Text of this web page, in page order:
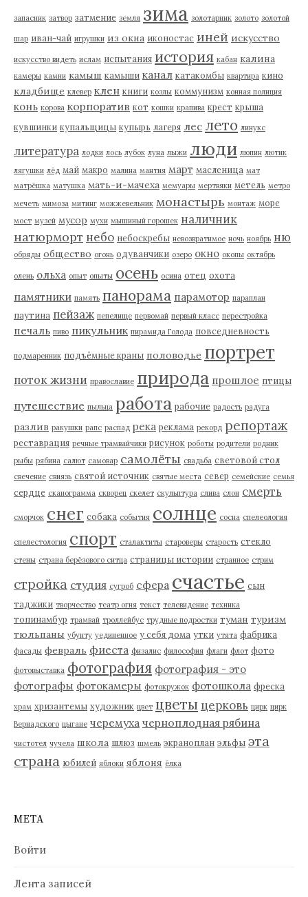
запасник затвор затмение земля зима золотарник золото золотой
шар иван-чай игрушки из окна иконостас иней искусство
искусство видеть ислам испытания история кабан калина
камеры камни камыш камыши канал катакомбы квартира кино
кладбище клевер клен книги козлы коммунизм конная полиция
конь корова корпоратив кот кошки крапива крест крыша
кувшинки купальщицы купырь лагеря лес лето линукс
литература лодки лось лубок луна лыжи люди люпин лютик
лягушки лёд май макро малина мантия март масленица мат
матрёшка матушка мать-и-мачеха мемуары мертвяки метель метро
мечеть мимоза митинг можжевельник монастырь монтаж море
мост музей мусор мухи мышиный горошек наличник
натюрморт небо небоскребы невозвратимое ночь ноябрь ню
обряды общество огонь одуванчики озеро окно окопы октябрь
олень ольха опыт опыты осень осина отец охота
памятники память панорама парамотор параплан
паутина пейзаж пепелище первомай первый класс перестройка
печаль пиво пикульник пирамида Голода повседневность
подмаренник подъёмные краны половодье портрет
поток жизни православие природа прошлое птицы
путешествие пыльца работа рабочие радость радуга
разлив ракушки рапс распад река реклама рекорд репортаж
реставрация речные трамвайчики рисунок роботы родители родник
рыбы рябина салют самовар самолёты свадьба световой стол
свечение свиязь святой источник святые места север семейские семья
сердце сканограмма скворец скелет скульптура слива слон смерть
сморчок снег собака события солнце сосна спелеология
спелестология спорт сталактиты староверы старость стекло
стены страна берёзового ситца страницы истории странное стрим
стройка студия сугроб сфера счастье сын
таджики творчество театр огня текст телевидение техника
топинамбур трамвай троллейбус трудные подростки туман туризм
тюльпаны убунту уединенное у себя дома утки утята фабрика
фасады февраль фиеста физалис философия флаги флот фото
фотовыставка фотография фотография - это
фотографы фотокамеры фотокружок фотошкола фреска
храм хризантемы художник цвет цветы церковь цирк цирк
Вернадского цыгане черемуха черноплодная рябина
чистотел чучела школа шлюз шмель экраноплан эльфы эта
страна юбилей яблоки яблоня ёлка
МЕТА
Войти
Лента записей